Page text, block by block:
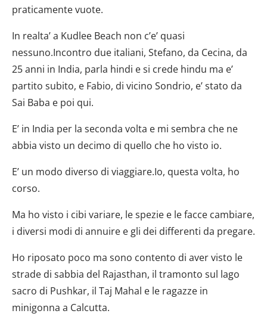
praticamente vuote.
In realta’ a Kudlee Beach non c’e’ quasi
nessuno.Incontro due italiani, Stefano, da Cecina, da
25 anni in India, parla hindi e si crede hindu ma e’
partito subito, e Fabio, di vicino Sondrio, e’ stato da
Sai Baba e poi qui.
E’ in India per la seconda volta e mi sembra che ne
abbia visto un decimo di quello che ho visto io.
E’ un modo diverso di viaggiare.Io, questa volta, ho
corso.
Ma ho visto i cibi variare, le spezie e le facce cambiare,
i diversi modi di annuire e gli dei differenti da pregare.
Ho riposato poco ma sono contento di aver visto le
strade di sabbia del Rajasthan, il tramonto sul lago
sacro di Pushkar, il Taj Mahal e le ragazze in
minigonna a Calcutta.